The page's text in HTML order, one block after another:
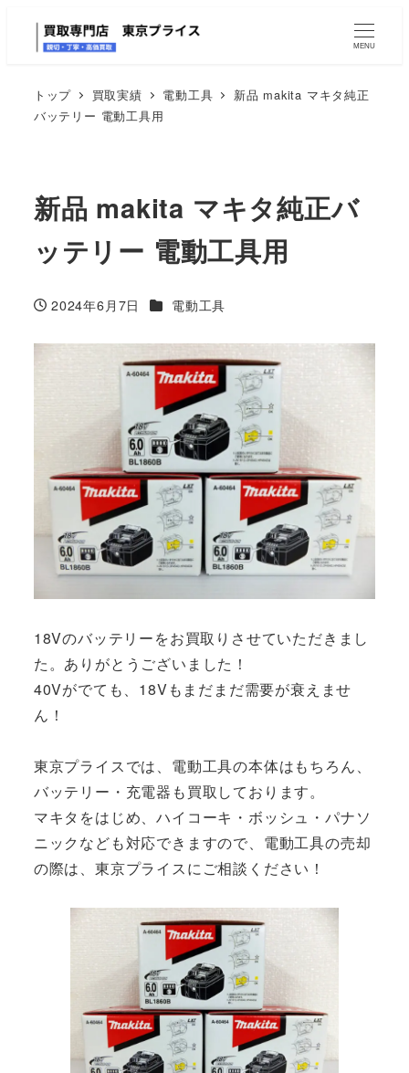
MENU
トップ 買取実績 電動工具
新品 makita マキタ純正
バッテリー 電動工具用
新品 makita マキタ純正バ
ッテリー 電動工具用
投稿日
2024年6月7日 カテゴリー
電動工具
18Vのバッテリーをお買取りさせていただきまし
た。ありがとうございました！
40Vがでても、18Vもまだまだ需要が衰えませ
ん！
東京プライスでは、電動工具の本体はもちろん、
バッテリー・充電器も買取しております。
マキタをはじめ、ハイコーキ・ボッシュ・パナソ
ニックなども対応できますので、電動工具の売却
の際は、東京プライスにご相談ください！